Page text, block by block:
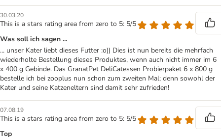
30.03.20
This is a stars rating area from zero to 5: 5/5
Was soll ich sagen ...
... unser Kater liebt dieses Futter :o)) Dies ist nun bereits die mehrfach
wiederholte Bestellung dieses Produktes, wenn auch nicht immer im 6
x 400 g Gebinde. Das GranatPet DeliCatessen Probierpaket 6 x 800 g
bestelle ich bei zooplus nun schon zum zweiten Mal; denn sowohl der
Kater und seine Katzeneltern sind damit sehr zufrieden!
07.08.19
This is a stars rating area from zero to 5: 5/5
Top